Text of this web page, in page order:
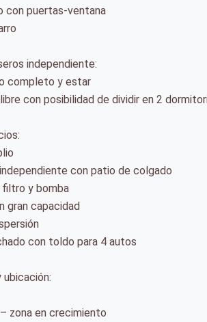
con puertas-ventana
independiente:
completo y estar
con posibilidad de dividir en 2
con patio de colgado
filtro y bomba
gran capacidad
con toldo para 4 autos
zona en crecimiento